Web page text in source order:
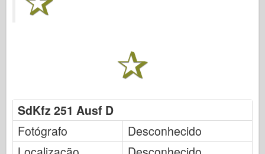
Zvezda
Contato
le Journal
Os Kits
SdKfz 251 Ausf D
Fotógrafo
Desconhecido